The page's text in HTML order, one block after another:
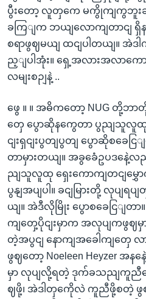
ပွီးတော့ လူတှကေ မကွိုကျကွဘူးဆို
ခကြျက ဘယျလောကျတာငျ
စရာဖွဈမယျ ထငျပါတယျ။ အဲဒ
ည့ျပါအုံး။ ရှေ့အလားအလာကော က
လမျးစဉျနဲ့ ..
ဖွေ ။ ။ အဓိကတော့ NUG တို့ဘာ
တှေ ပွောဆိုနကွေတာ ပွညျသူလူ
ငျးရှငျးပွတျပွတျ ပွောဆိုစခေငြ
တာမှားတယျ။ အခွခေံဥပဒနေဲ့လ
ညျသူလူထု ရှေးကောကျတငျမွှေ
ပွနျအပျပါ။ ခငျမြားတို့ လုပျ
ယျ။ အဲဒီလိုမြိုး ပွောစခေငြျတ
ကျတှေ့ပိုငျးမှာက အလုပျကဖွဈ
တဲ့အပွငျ နောကျအခေါကျတှေ
ဖွဈတော့ Noeleen Heyzer အန
မှာ လုပျလို့ရတဲ့ ဒုက်ခသညျကူညီရ
ဈဖို့၊ အဲဒါတှကေိုလဲ ကူညီဖို့စတဲ့ ဖွ